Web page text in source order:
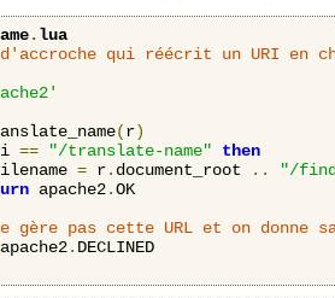
.lua
qui réécrit un URI en
(r)
== "/translate-name"
then
= r. document_root ..
"/
apache2.OK
gère pas cette URL et on donne
apache2.